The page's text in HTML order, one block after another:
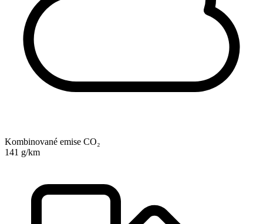
Kombinované emise CO₂
141 g/km